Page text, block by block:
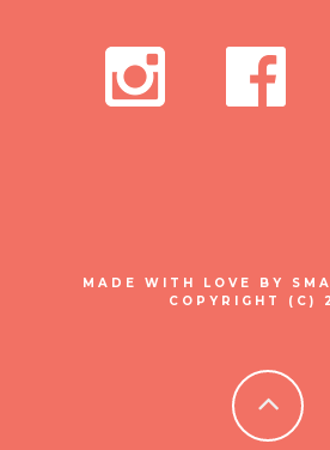
MADE WITH LOVE BY
COPYRIGHT (C)